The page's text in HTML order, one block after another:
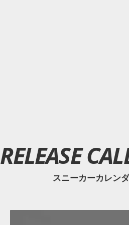
RELEASE
スニーカーカレン